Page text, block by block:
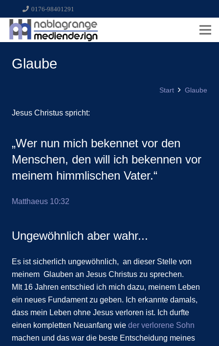
0176-98401291
Glaube
Start Glaube
Jesus Christus spricht:
„Wer nun mich bekennet vor den
Menschen, den will ich bekennen vor
meinem himmlischen Vater.“
Matthaeus 10:32
Ungewöhnlich aber wahr...
Es ist sicherlich ungewöhnlich, an dieser Stelle von
meinem Glauben an Jesus Christus zu sprechen.
MIt 16 Jahren entschied ich mich dazu, meinem Leben
ein neues Fundament zu geben. Ich erkannte damals,
dass mein Leben ohne Jesus verloren ist. Ich durfte
einen kompletten Neuanfang wie der verlorene Sohn
machen und das war die beste Entscheidung meines